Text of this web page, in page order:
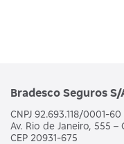
Bradesco Seguros S/
CNPJ 92.693.118/0001-60
Av. Rio de Janeiro, 555 –
CEP 20931-675